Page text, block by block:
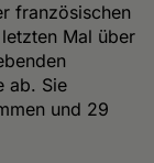
französischen
Mal über
ab. Sie
und 29